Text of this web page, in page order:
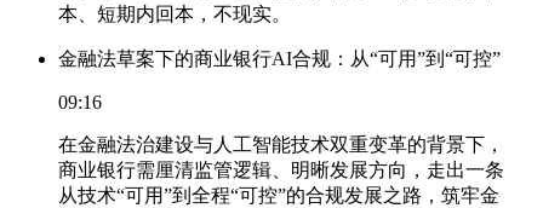
本、短期内回本，不现实。
金融法草案下的商业银行AI合规：从“可用”到“可控”
09:16
在金融法治建设与人工智能技术双重变革的背景下，
商业银行需厘清监管逻辑、明晰发展方向，走出一条
从技术“可用”到全程“可控”的合规发展之路，筑牢金